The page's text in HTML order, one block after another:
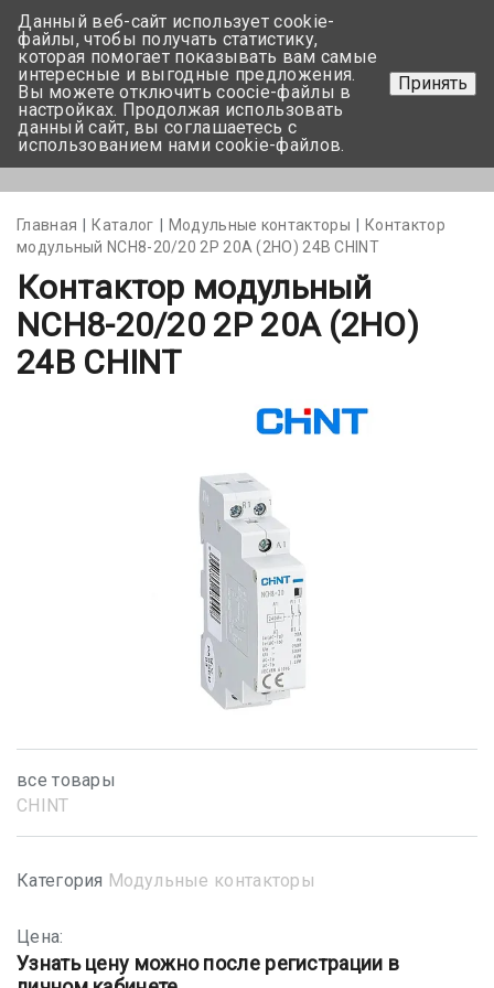
+375 17-350-99-56
+375 44-752-82-08
Задать вопрос
Главная Каталог Модульные контакторы
Контактор
модульный NCH8-20/20 2Р 20A (2НО) 24В CHINT
Контактор модульный
NCH8-20/20 2Р 20A (2НО)
24В CHINT
все товары
CHINT
Категория Модульные контакторы
Цена:
Узнать цену можно после регистрации в
Данный веб-сайт использует cookie-
файлы, чтобы получать статистику,
которая помогает показывать вам самые
интересные и выгодные предложения.
Вы можете отключить coocie-файлы в
настройках. Продолжая использовать
данный сайт, вы соглашаетесь с
использованием нами cookie-файлов.
Принять